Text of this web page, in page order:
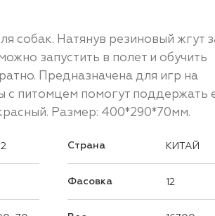
собак. Натянув резиновый жгут
запустить в полет и обучить
Предназначена для игр на
с питомцем помогут поддержать
Размер: 400*290*70мм.
Страна КИТАЙ
Фасовка 12